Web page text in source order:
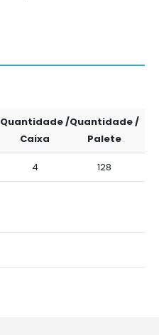
Quantidade /
Caixa
Quantidade /
Palete
4 128